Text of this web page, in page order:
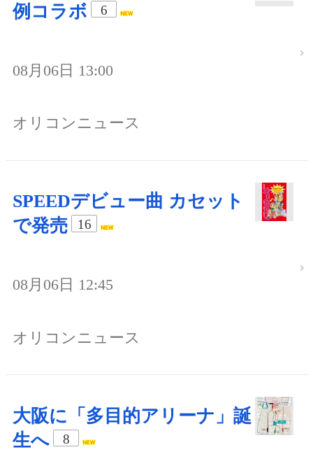
例コラボ
6
08月06日 13:00
オリコンニュース
SPEEDデビュー曲 カセット
で発売
16
08月06日 12:45
オリコンニュース
大阪に「多目的アリーナ」誕
生へ
8